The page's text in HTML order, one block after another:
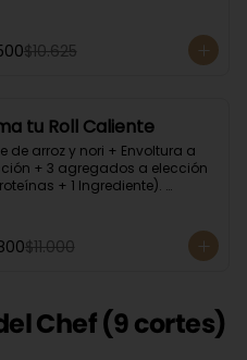
$10.625
tu Roll Caliente
de arroz y nori + Envoltura a
+ 3 agregados a elección
+ 1 Ingrediente).
$11.000
Chef (9 cortes)